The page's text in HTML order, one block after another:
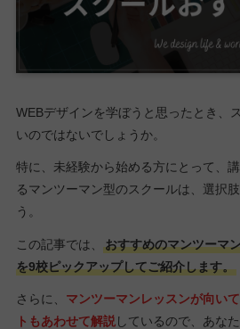
WEBデザインを学ぼうと思ったとき、
いのではないでしょうか。
特に、未経験から始める方にとって、
るマンツーマン型のスクールは、選択
う。
この記事では、
おすすめのマンツーマ
を9校ピックアップしてご紹介します。
さらに、 マンツーマンレッスンが向い
トもあわせて解説しているので、あな